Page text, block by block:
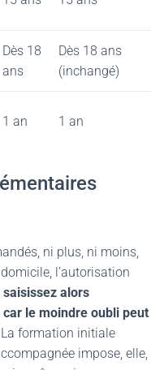
Dès 18
ans
Dès 18 ans
(inchangé)
1 an 1 an
ni plus, ni moins,
domicile, l’autorisation
saisissez alors
le moindre oubli peut
La formation initiale
impose, elle,